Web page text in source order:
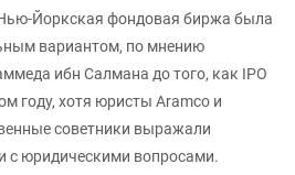
Йоркская фондовая биржа была
вариантом, по мнению
ибн Салмана до того, как IPO
году, хотя юристы Aramco и
советники выражали
с юридическими вопросами.